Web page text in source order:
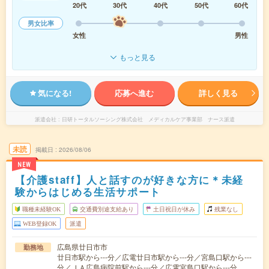
20代
30代 40代 50代
60代
男女比率
女性
男性
もっと見る
気になる! 応募へ進む 詳しく見る
派遣会社 日研トータルソーシング株式会社 メディカルケア事業部 ナース派遣
未読
NEW
掲載日 2026/08/06
【介護staff】人と話すのが好きな方に＊未経
験からはじめる生活サポート
職種未経験OK 交通費別途支給あり 土日祝日が休み 残業なし
WEB登録OK 派遣
勤務地
広島県廿日市市
廿日市駅から---分／広電廿日市駅から---分／宮島口駅から---
分／ＪＡ広島病院前駅から---分／広電宮島口駅から---分